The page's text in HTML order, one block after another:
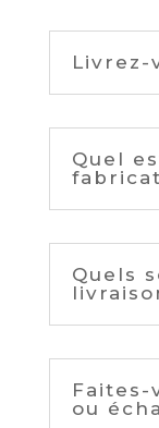
Livrez-
Quel
Quels
Faites-
ou